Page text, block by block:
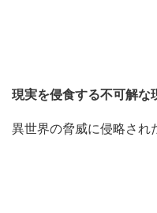
現実を侵食する不可解な
異世界の脅威に侵略され